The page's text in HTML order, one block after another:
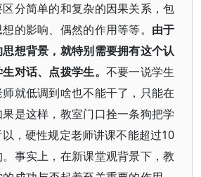
分简单的和复杂的因果关系，包
的影响、偶然的作用等等。 由于
想背景，就特别需要拥有这个认
对话、点拨学生。 不要一说学生
就低调到啥也不能干了，只能在
是这样，教室门口拴一条狗把学
，硬性规定老师讲课不能超过10
事实上，在新课堂观背景下，教